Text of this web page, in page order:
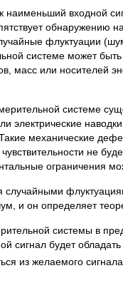
наименьший входной
обнаружению
флуктуации
системе может
масс или носителей
системе
механические
не
ограничения
и он определяет
системы в
сигнал будет
из желаемого